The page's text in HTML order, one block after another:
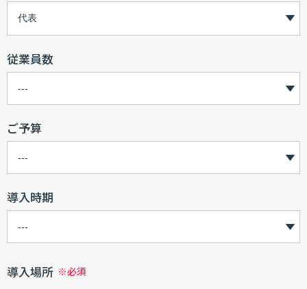
従業員数
ご予算
導入時期
導入場所